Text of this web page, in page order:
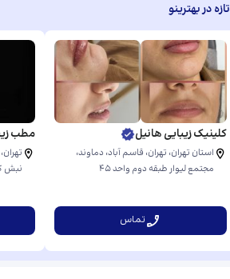
تازه در بهترینو
کلینیک زیبایی هانیل
استان تهران، تهران، قاسم آباد، دماوند، ​
مجتمع لیوار طبقه دوم واحد ۴۵
تماس
مطب